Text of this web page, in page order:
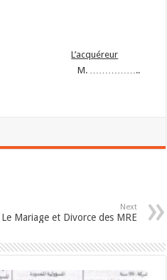
L’acquéreur
M. ……………..
Next
Le Mariage et Divorce des MRE